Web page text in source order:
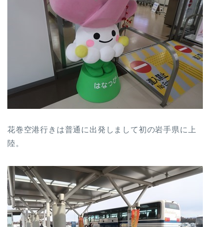
花巻空港行きは普通に出発しまして初の岩手県に上
陸。